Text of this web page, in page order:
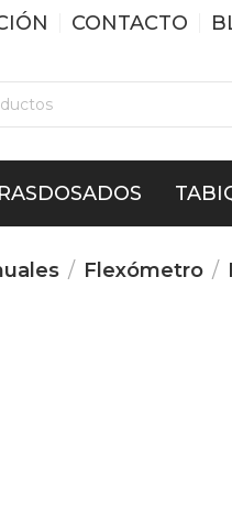
CONTACTO
Flexómetro